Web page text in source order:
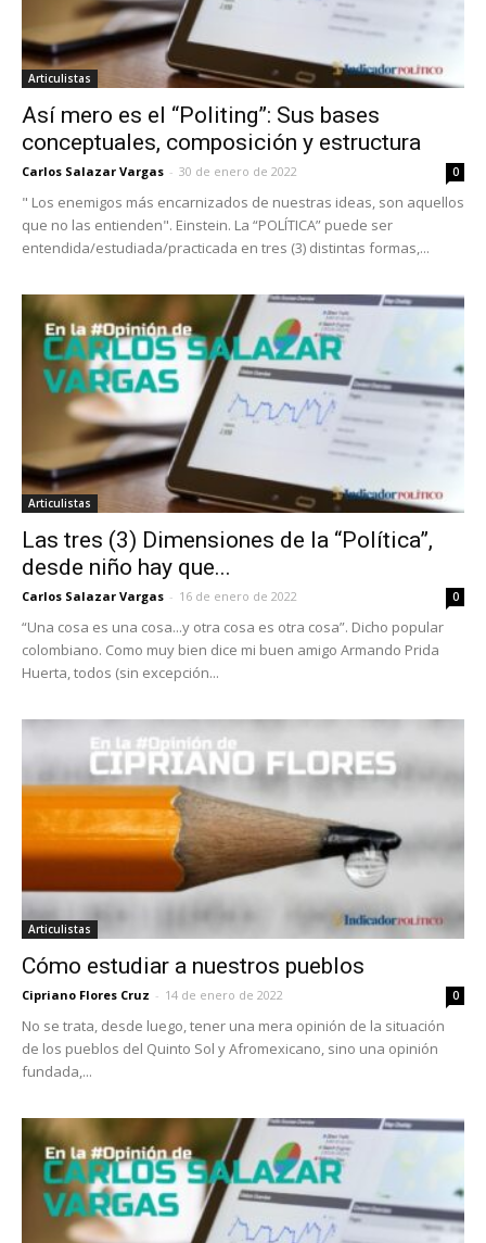
Articulistas
Así mero es el “Politing”: Sus bases
conceptuales, composición y estructura
Carlos Salazar Vargas - 30 de enero de 2022 0
" Los enemigos más encarnizados de nuestras ideas, son aquellos
que no las entienden". Einstein. La “POLÍTICA” puede ser
entendida/estudiada/practicada en tres (3) distintas formas,...
Articulistas
Las tres (3) Dimensiones de la “Política”,
desde niño hay que...
Carlos Salazar Vargas - 16 de enero de 2022 0
“Una cosa es una cosa...y otra cosa es otra cosa”. Dicho popular
colombiano. Como muy bien dice mi buen amigo Armando Prida
Huerta, todos (sin excepción...
Articulistas
Cómo estudiar a nuestros pueblos
Cipriano Flores Cruz - 14 de enero de 2022 0
No se trata, desde luego, tener una mera opinión de la situación
de los pueblos del Quinto Sol y Afromexicano, sino una opinión
fundada,...